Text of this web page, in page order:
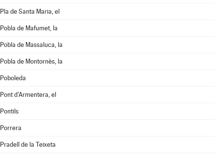
Pla de Santa Maria, el
Pobla de Mafumet, la
Pobla de Massaluca, la
Pobla de Montornès, la
Poboleda
Pont d'Armentera, el
Pontils
Porrera
Pradell de la Teixeta